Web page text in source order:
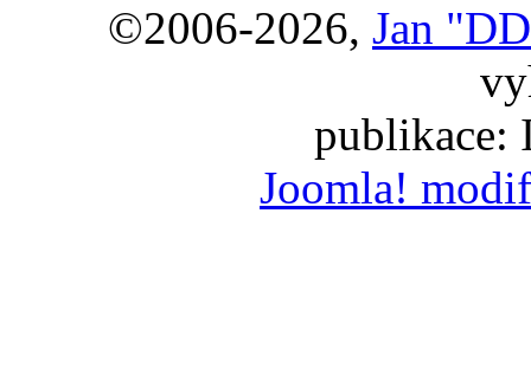
©2006-2026, Jan
publikace:
Joomla!